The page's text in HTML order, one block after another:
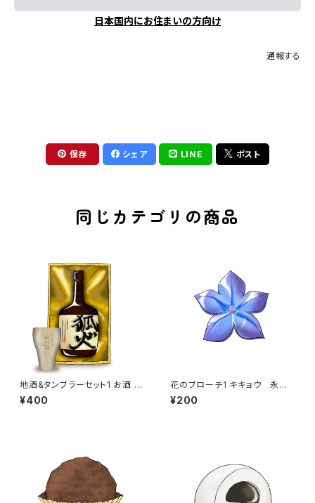
日本国内にお住まいの方向け
通報する
保存 シェア LINE ポスト
同じカテゴリの商品
地酒&タンブラーセット1 お酒 化
粧箱付き 狐火ダッシュ タン
ブラー お祝い ギフト プレ
¥400
花のブローチ1 キキョウ 永遠
の愛 アクセサリー 飾り
¥200